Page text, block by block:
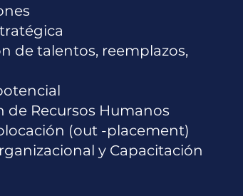
de talentos, reemplazos,
de Recursos Humanos
(out -placement)
y Capacitación